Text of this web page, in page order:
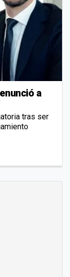
a
tras ser